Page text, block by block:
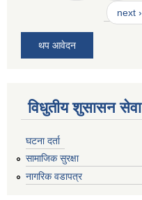
next ›
थप आवेदन
विधुतीय शुसासन सेवा
घटना दर्ता
सामाजिक सुरक्षा
नागरिक वडापत्र